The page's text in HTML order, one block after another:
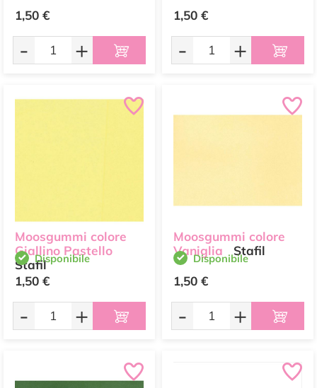
1,50 €
- +
1,50 €
- +
Moosgummi colore
Giallino Pastello
StafilDisponibile
1,50 €
- +
Moosgummi colore
Vaniglia
Stafil
Disponibile
1,50 €
- +